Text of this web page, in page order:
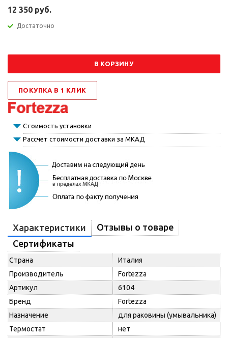
12 350 руб.
Достаточно
В КОРЗИНУ
ПОКУПКА В 1 КЛИК
Стоимость установки
Рассчет стоимости доставки за МКАД
Характеристики
Отзывы о товаре
Сертификаты
Страна
Италия
Производитель
Fortezza
Артикул
6104
Бренд
Fortezza
Назначение
для раковины (умывальника)
Термостат
нет